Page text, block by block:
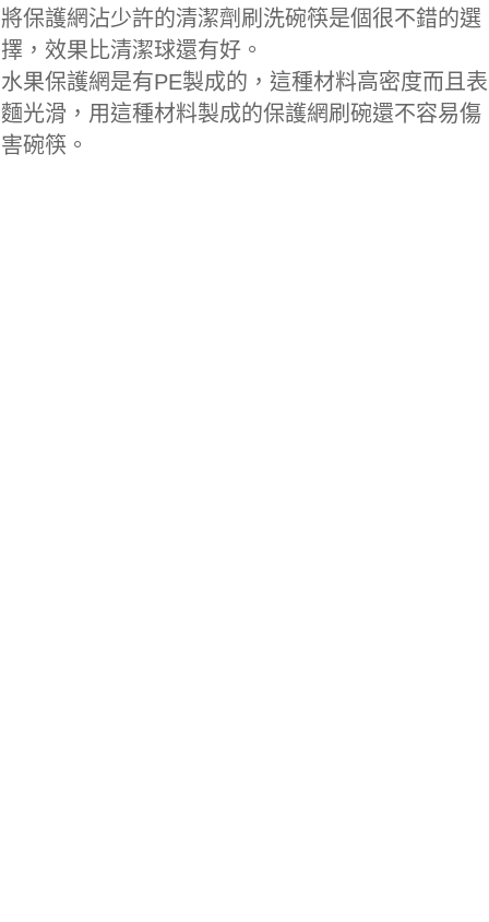
將保護網沾少許的清潔劑刷洗碗筷是個很不錯的選
擇，效果比清潔球還有好。
水果保護網是有PE製成的，這種材料高密度而且表
麵光滑，用這種材料製成的保護網刷碗還不容易傷
害碗筷。